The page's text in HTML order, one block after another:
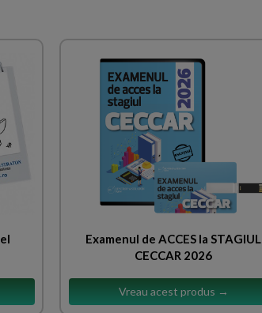
Examenul de ACCES la STAGIUL
CECCAR 2026
Vreau acest produs →